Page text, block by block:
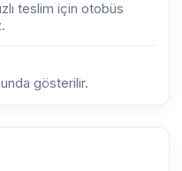
teslim için otobüs
gösterilir.